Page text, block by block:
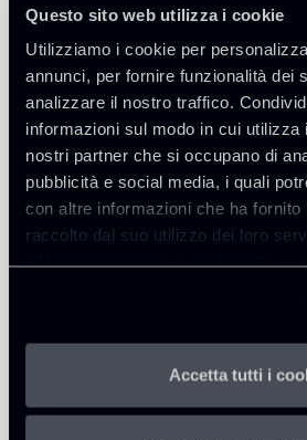
Questo sito web utilizza i cookie
Utilizziamo i cookie per
annunci, per fornire funzionalità dei
analizzare il nostro traffico.
informazioni sul modo in cui utilizza
nostri partner che si occupano di
pubblicità e social media, i quali
con altre informazioni che ha fornito
raccolto dal suo utilizzo dei loro
informativa privacy è disponibilequi
Accetta tutti i
Scarica Allegati
PNRR-Monitor-Avviso-di-
Telemedicina.pdf
Torna agli